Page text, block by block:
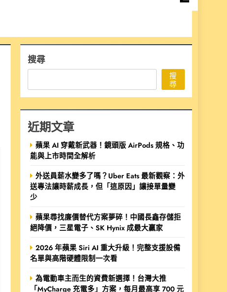
搜尋
搜
尋
近期文章
蘋果 AI 穿戴新武器！鏡頭版 AirPods 規格、功
能與上市時間全解析
外送員薪水變多了嗎？Uber Eats 最新觀察：外
送專法讓時薪成長，但「這原因」讓接單量變
少
蘋果尋找廉價替代方案夢碎！中國長鑫存儲拒
絕降價，三星電子、SK Hynix 成最大贏家
2026 年蘋果 Siri AI 重大升級！完整支援設備
名單與高階硬體限制一次看
為電動車主而生的資費新選擇！台灣大推
「MyCharge 充電多」方案，每月最高享 700 元